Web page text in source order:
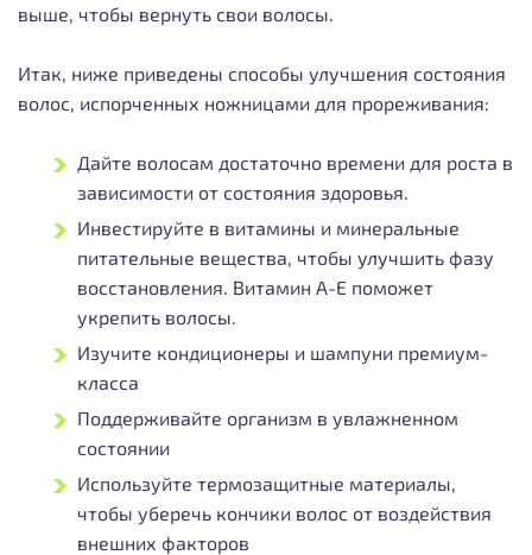
выше, чтобы вернуть свои волосы.
Итак, ниже приведены способы улучшения состояния
волос, испорченных ножницами для прореживания:
Дайте волосам достаточно времени для роста в
зависимости от состояния здоровья.
Инвестируйте в витамины и минеральные
питательные вещества, чтобы улучшить фазу
восстановления. Витамин А-Е поможет
укрепить волосы.
Изучите кондиционеры и шампуни премиум-
класса
Поддерживайте организм в увлажненном
состоянии
Используйте термозащитные материалы,
чтобы уберечь кончики волос от воздействия
внешних факторов